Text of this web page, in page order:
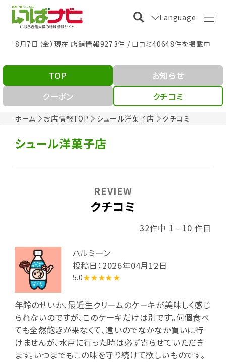
Language
8月7日（金）現在 店舗情報9273件 / 口コミ40648件を掲載中
ホーム お店情報TOP シュール洋菓子店 クチコミ
TOP
お知らせ
クーポン
クチコミ
シュール洋菓子店
クチコミ
REVIEW
32件中 1 - 10 件目
ハルミーン
投稿日：2026年04月12日
5.0★★★★★
年齢のせいか、最近生クリームのケーキが美味しく感じ
られないのですが、このケーキだけは別です。何個食べ
ても全然飽きが来なくて、遠いのでなかなか買いに行
けませんが、水戸に行った時は必ず寄らせていただき
ます。いつまでもこの味を守り続けて欲しいものです。